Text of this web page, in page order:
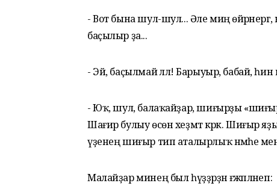
- Вотбына шул-шул... Әле миңә өйрәнергә,
баҫылыр ҙа...
- Эй, баҫылмай әллә! Барыуыр, бабай,
- Юҡ, шул, балаҡайҙар, шиғырҙы
Шағир булыу өсөн хеҙмәт кәрәк. Шиғыр
үҙенең шиғыр тип аталырлыҡ нәмәһе
Малайҙар минең был һүҙҙәрҙән ғәжәпләнеп: